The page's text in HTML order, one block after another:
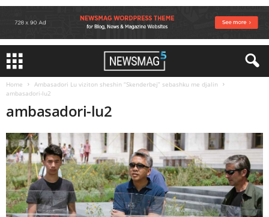
Home
Ambasadori Lu viziton sheshin “Skenderbej” sebashku me djalin
ambasadori-lu2
ambasadori-lu2